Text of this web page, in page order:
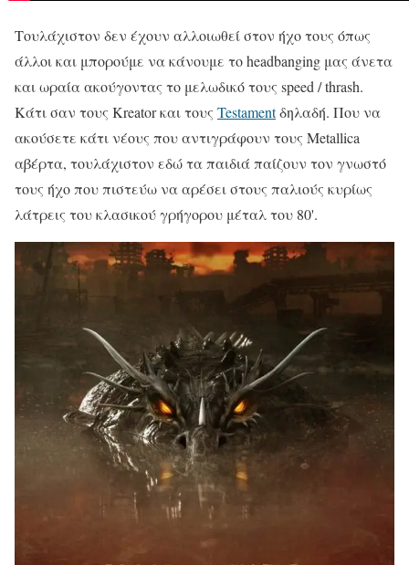
Τουλάχιστον δεν έχουν αλλοιωθεί στον ήχο τους όπως
άλλοι και μπορούμε να κάνουμε το headbanging μας άνετα
και ωραία ακούγοντας το μελωδικό τους speed / thrash.
Κάτι σαν τους Kreator και τους Testamentδηλαδή. Που να
ακούσετε κάτι νέους που αντιγράφουν τους Metallica
αβέρτα, τουλάχιστον εδώ τα παιδιά παίζουν τον γνωστό
τους ήχο που πιστεύω να αρέσει στους παλιούς κυρίως
λάτρεις του κλασικού γρήγορου μέταλ του 80'.